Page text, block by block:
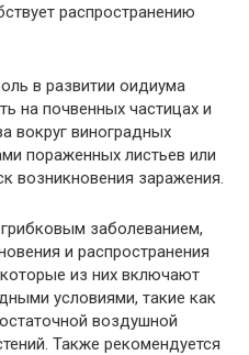
распространению
в развитии оидиума
на почвенных частицах и
вокруг виноградных
пораженных листьев или
возникновения заражения.
заболеванием,
и распространения
из них включают
условиями, такие как
воздушной
Также рекомендуется